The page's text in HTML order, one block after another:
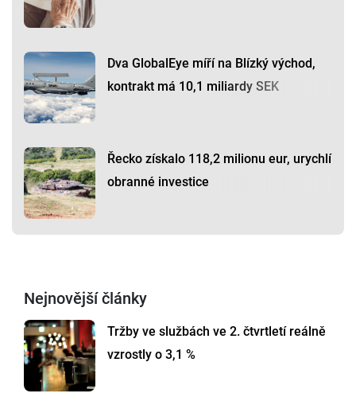
Dva GlobalEye míří na Blízký východ,
kontrakt má 10,1 miliardy SEK
Řecko získalo 118,2 milionu eur, urychlí
obranné investice
Nejnovější články
Tržby ve službách ve 2. čtvrtletí reálně
vzrostly o 3,1 %